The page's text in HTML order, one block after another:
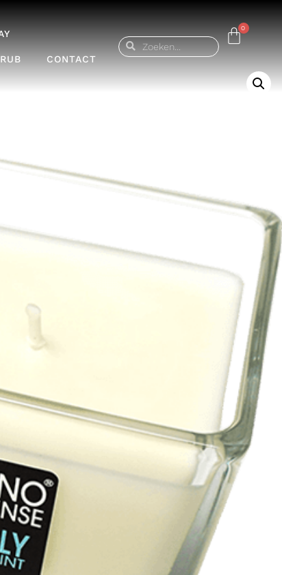
CONTACT
0